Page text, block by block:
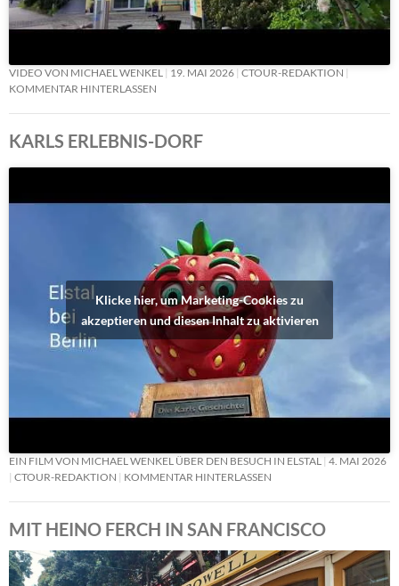
VIDEO VON MICHAEL WENKEL 19. MAI 2026 CTOUR-REDAKTION
KOMMENTAR HINTERLASSEN
KARLS ERLEBNIS-DORF
Klicke hier, um Marketing-Cookies zu
akzeptieren und diesen Inhalt zu aktivieren
EIN FILM VON MICHAEL WENKEL ÜBER DEN BESUCH IN ELSTAL
4. MAI 2026
CTOUR-REDAKTION
KOMMENTAR HINTERLASSEN
MIT HEINO FERCH IN SAN FRANCISCO